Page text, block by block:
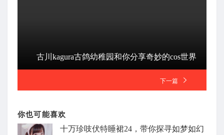
古川kagura古鸽幼稚园和你分享奇妙的cos世界
下一篇
你也可能喜欢
十万珍吱伏特睡裙24，带你探寻如梦如幻